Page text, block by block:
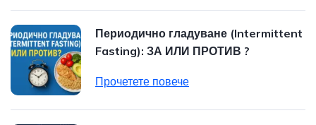
Периодично гладуване (Intermittent
Fasting): ЗА ИЛИ ПРОТИВ ?
Прочетете повече